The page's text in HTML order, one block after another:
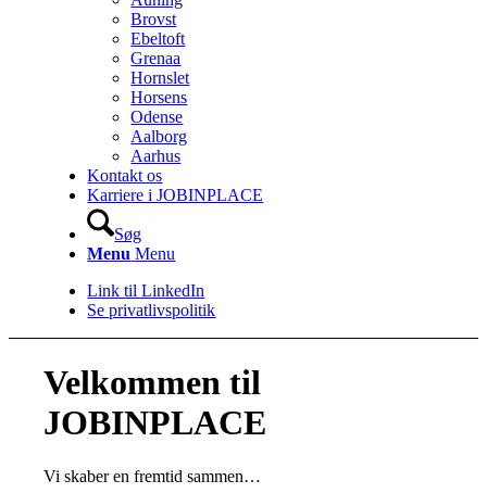
Brovst
Ebeltoft
Grenaa
Hornslet
Horsens
Odense
Aalborg
Aarhus
Kontakt os
Karriere i JOBINPLACE
Søg
Menu Menu
Link til LinkedIn
Se privatlivspolitik
Velkommen til
JOBINPLACE
Vi skaber en fremtid sammen…